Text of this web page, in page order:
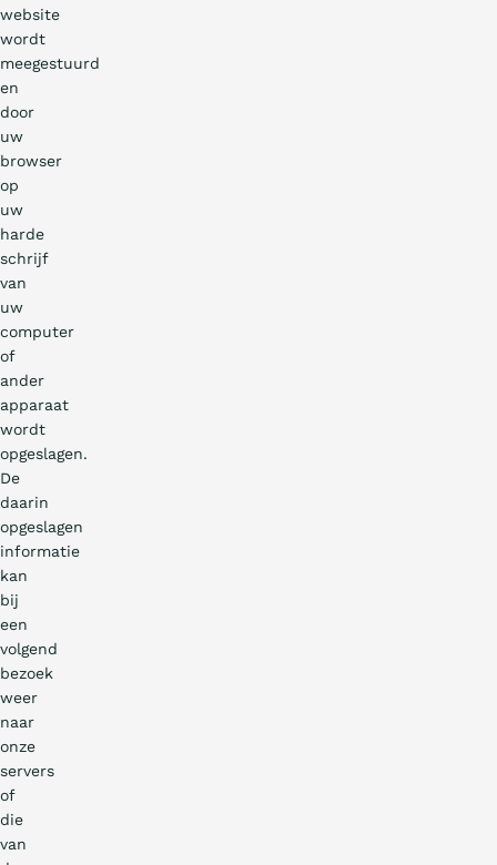
website
wordt
meegestuurd
en
door
uw
browser
op
uw
harde
schrijf
van
uw
computer
of
ander
apparaat
wordt
opgeslagen.
De
daarin
opgeslagen
informatie
kan
bij
een
volgend
bezoek
weer
naar
onze
servers
of
die
van